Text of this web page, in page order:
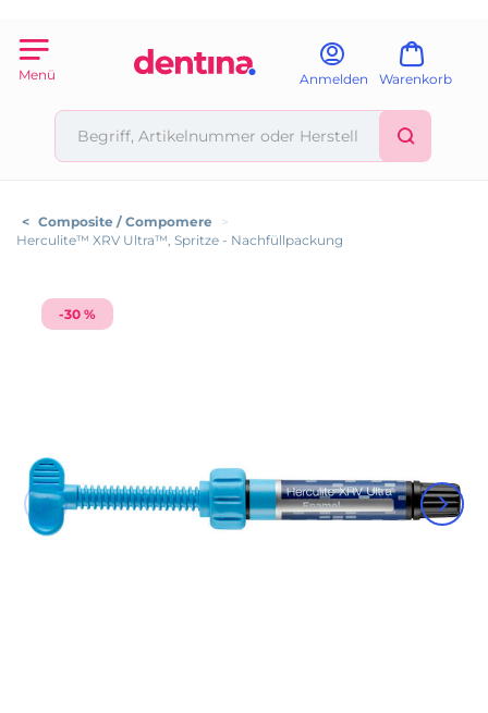
Menü Anmelden Warenkorb
< Composite / Compomere
>
Herculite™ XRV Ultra™, Spritze - Nachfüllpackung
-30 %